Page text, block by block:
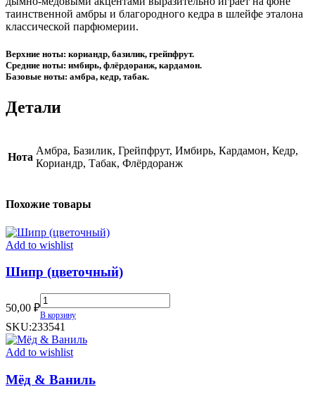
таинственной амбры и благородного кедра в шлейфе эталона
классической парфюмерии.
Верхние ноты: кориандр, базилик, грейпфрут.
Средние ноты: имбирь, флёрдоранж, кардамон.
Базовые ноты: амбра, кедр, табак.
Детали
Нота
Амбра, Базилик, Грейпфрут, Имбирь, Кардамон, Кедр,
Кориандр, Табак, Флёрдоранж
Похожие товары
Add to wishlist
Шипр (цветочный)
50,00 ₽
Шипр
(цветочный)
quantity
В корзину
SKU:233541
Add to wishlist
Мёд & Ваниль